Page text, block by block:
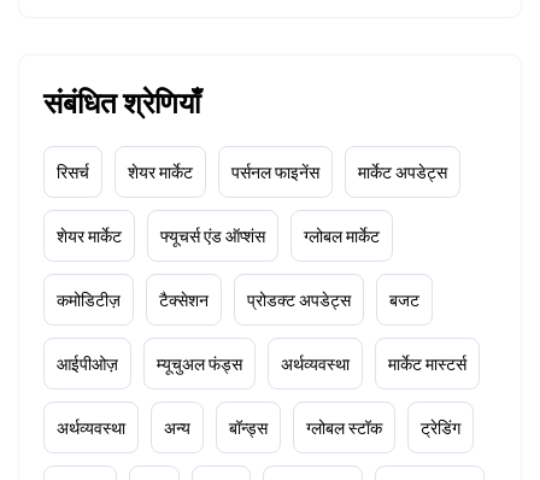
संबंधित श्रेणियाँ
रिसर्च शेयर मार्केट पर्सनल फाइनेंस मार्केट अपडेट्स
शेयर मार्केट फ्यूचर्स एंड ऑप्शंस ग्लोबल मार्केट
कमोडिटीज़ टैक्सेशन प्रोडक्ट अपडेट्स बजट
आईपीओज़ म्यूचुअल फंड्स अर्थव्यवस्था मार्केट मास्टर्स
अर्थव्यवस्था अन्य बॉन्ड्स ग्लोबल स्टॉक ट्रेडिंग